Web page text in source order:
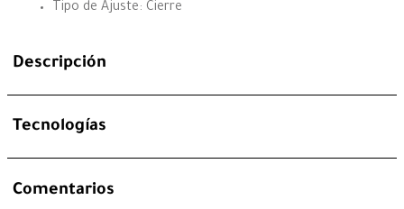
Tipo de Ajuste: Cierre
Descripción
Tecnologías
Comentarios